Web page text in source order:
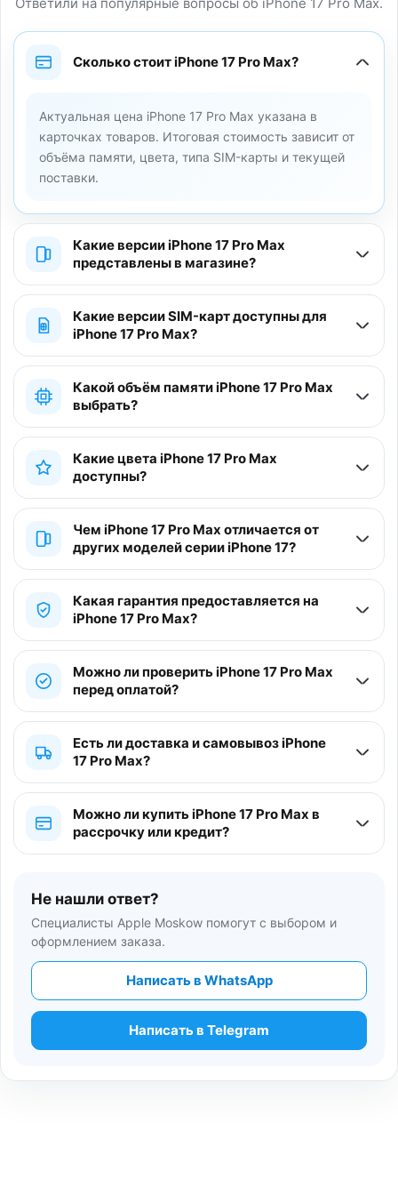
Сколько стоит iPhone 17 Pro Max?
Актуальная цена iPhone 17 Pro Max указана в
карточках товаров. Итоговая стоимость зависит от
объёма памяти, цвета, типа SIM-карты и текущей
поставки.
Какие версии iPhone 17 Pro Max
представлены в магазине?
Какие версии SIM-карт доступны для
iPhone 17 Pro Max?
Какой объём памяти iPhone 17 Pro Max
выбрать?
Какие цвета iPhone 17 Pro Max
доступны?
Чем iPhone 17 Pro Max отличается от
других моделей серии iPhone 17?
Какая гарантия предоставляется на
iPhone 17 Pro Max?
Можно ли проверить iPhone 17 Pro Max
перед оплатой?
Есть ли доставка и самовывоз iPhone
17 Pro Max?
Можно ли купить iPhone 17 Pro Max в
рассрочку или кредит?
Не нашли ответ?
Специалисты Apple Moskow помогут с выбором и
оформлением заказа.
Написать в WhatsApp
Написать в Telegram